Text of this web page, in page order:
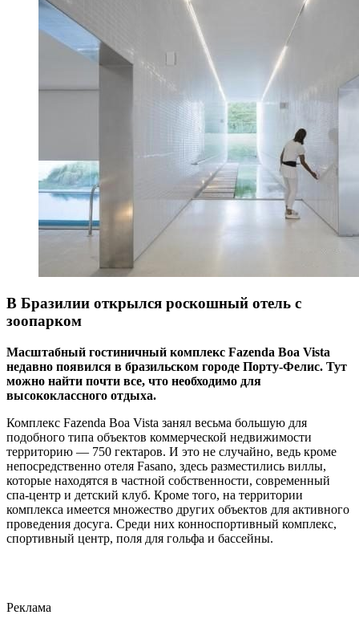
В Бразилии открылся роскошный отель с
зоопарком
Масштабный гостиничный комплекс Fazenda Boa Vista
недавно появился в бразильском городе Порту-Фелис. Тут
можно найти почти все, что необходимо для
высококлассного отдыха.
Комплекс Fazenda Boa Vista занял весьма большую для
подобного типа объектов коммерческой недвижимости
территорию — 750 гектаров. И это не случайно, ведь кроме
непосредственно отеля Fasano, здесь разместились виллы,
которые находятся в частной собственности, современный
спа-центр и детский клуб. Кроме того, на территории
комплекса имеется множество других объектов для активного
проведения досуга. Среди них конноспортивный комплекс,
спортивный центр, поля для гольфа и бассейны.
Реклама